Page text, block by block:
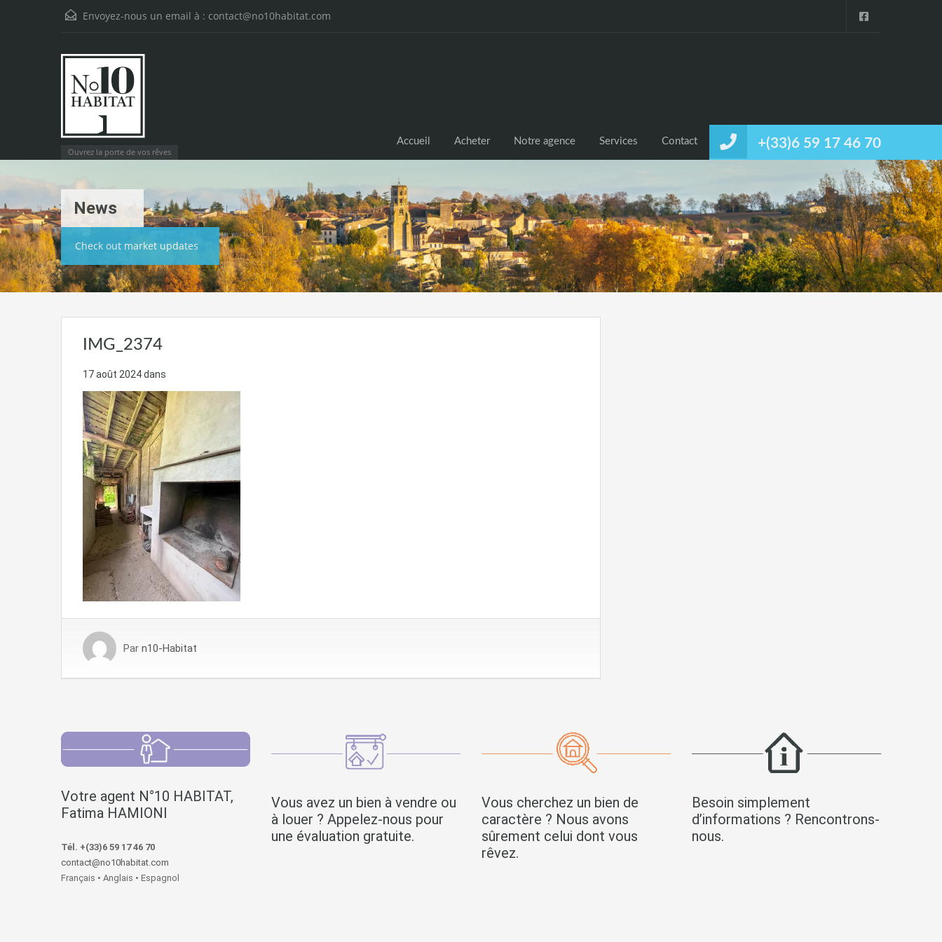
Envoyez-nous un email à : contact@no10habitat.com
Ouvrez la porte de vos rêves
+(33)6 59 17 46 70
Accueil Acheter Notre agence Services Contact
News
Check out market updates
IMG_2374
17 août 2024dans
Par n10-Habitat
Votre agent N°10 HABITAT,
Fatima HAMIONI
Tél. +(33)6 59 17 46 70
contact@no10habitat.com
Français • Anglais • Espagnol
Vous avez un bien à vendre ou
à louer ? Appelez-nous pour
une évaluation gratuite.
Vous cherchez un bien de
caractère ? Nous avons
sûrement celui dont vous
rêvez.
Besoin simplement
d’informations ? Rencontrons-
nous.